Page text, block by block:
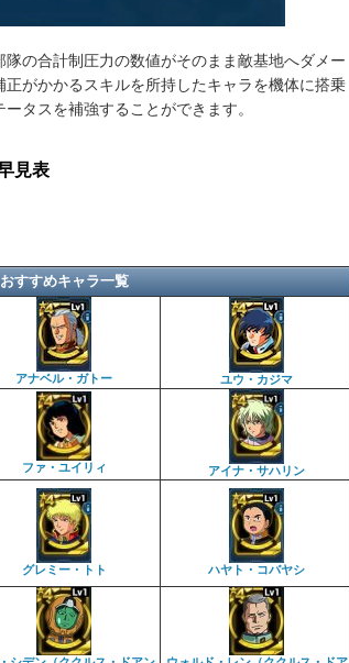
の合計制圧力の数値がそのまま敵基地へダメー
がかかるスキルを所持したキャラを機体に搭乗
タスを補強することができます。
見表
おすすめキャラ一覧
アナベル・ガトー ユウ・カジマ
ファ・ユイリィ アイナ・サハリン
グレミー・トト ハヤト・コバヤシ